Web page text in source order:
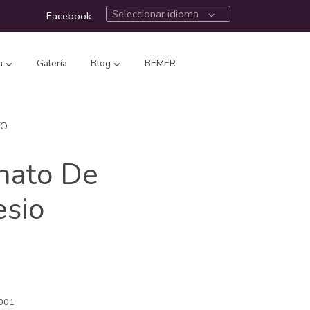
Facebook Seleccionar idioma
Galería Blog BEMER
De